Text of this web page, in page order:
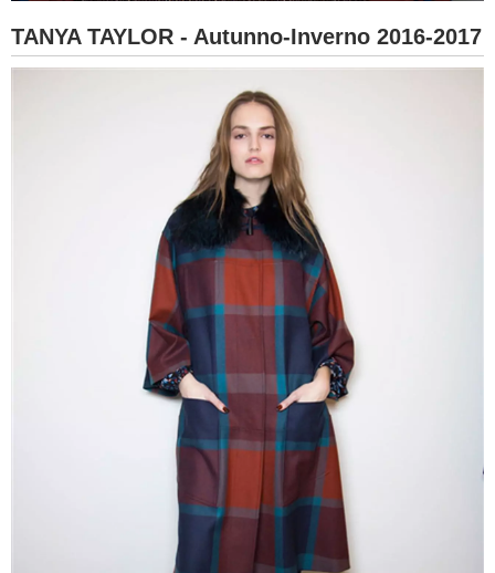
TANYA TAYLOR - Autunno-Inverno 2016-2017